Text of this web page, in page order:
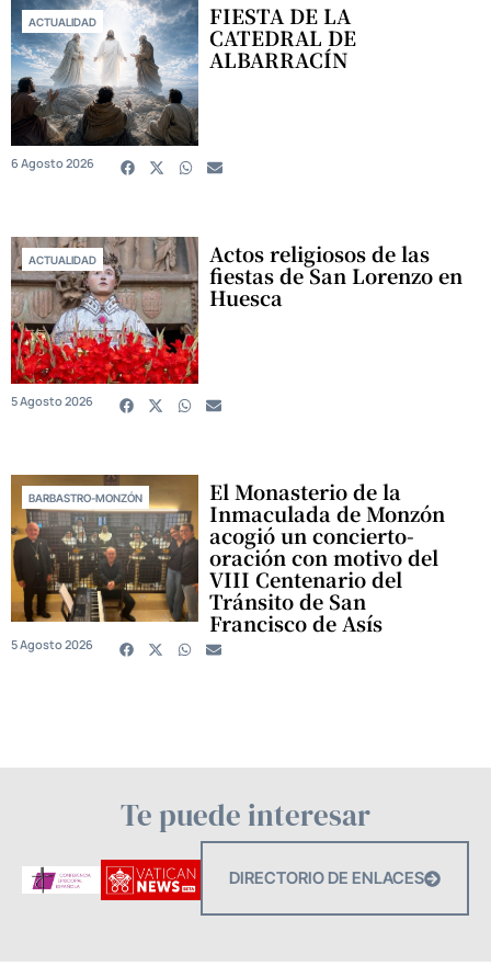
ACTUALIDAD FIESTA DE LA
CATEDRAL DE
ALBARRACÍN
6 Agosto 2026
ACTUALIDAD Actos religiosos de las
fiestas de San Lorenzo en
Huesca
5 Agosto 2026
BARBASTRO-MONZÓN El Monasterio de la
Inmaculada de Monzón
acogió un concierto-
oración con motivo del
VIII Centenario del
Tránsito de San
Francisco de Asís
5 Agosto 2026
Te puede interesar
DIRECTORIO DE ENLACES